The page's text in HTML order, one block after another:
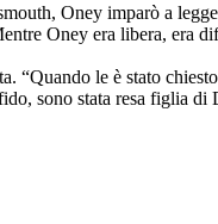
Oney imparò a
Oney era libera, era
“Quando le è stato
sono stata resa figlia